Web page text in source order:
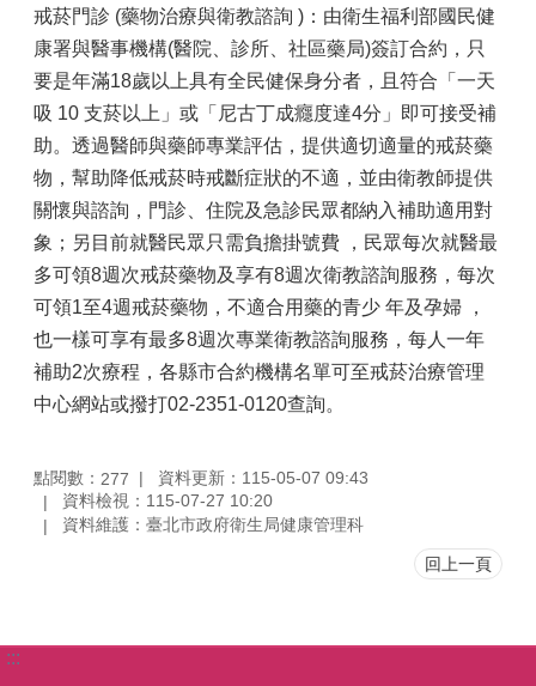
戒菸門診 (藥物治療與衛教諮詢 )：由衛生福利部國民健
康署與醫事機構(醫院、診所、社區藥局)簽訂合約，只
要是年滿18歲以上具有全民健保身分者，且符合「一天
吸 10 支菸以上」或「尼古丁成癮度達4分」即可接受補
助。透過醫師與藥師專業評估，提供適切適量的戒菸藥
物，幫助降低戒菸時戒斷症狀的不適，並由衛教師提供
關懷與諮詢，門診、住院及急診民眾都納入補助適用對
象；另目前就醫民眾只需負擔掛號費 ，民眾每次就醫最
多可領8週次戒菸藥物及享有8週次衛教諮詢服務，每次
可領1至4週戒菸藥物，不適合用藥的青少 年及孕婦 ，
也一樣可享有最多8週次專業衛教諮詢服務，每人一年
補助2次療程，各縣市合約機構名單可至戒菸治療管理
中心網站或撥打02-2351-0120查詢。
點閱數： 277
資料更新：115-05-07 09:43
資料檢視：115-07-27 10:20
資料維護：臺北市政府衛生局健康管理科
回上一頁
:::